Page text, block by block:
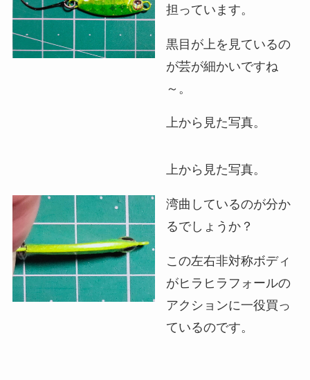
担っています。
黒目が上を見ているの
が芸が細かいですね
～。
上から見た写真。
上から見た写真。
湾曲しているのが分か
るでしょうか？
この左右非対称ボディ
がヒラヒラフォールの
アクションに一役買っ
ているのです。